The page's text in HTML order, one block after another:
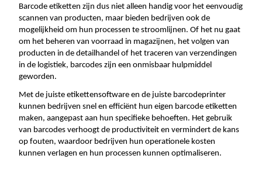
Barcode etiketten zijn dus niet alleen handig voor het eenvoudig
scannen van producten, maar bieden bedrijven ook de
mogelijkheid om hun processen te stroomlijnen. Of het nu gaat
om het beheren van voorraad in magazijnen, het volgen van
producten in de detailhandel of het traceren van verzendingen
in de logistiek, barcodes zijn een onmisbaar hulpmiddel
geworden.
Met de juiste etikettensoftware en de juiste barcodeprinter
kunnen bedrijven snel en efficiënt hun eigen barcode etiketten
maken, aangepast aan hun specifieke behoeften. Het gebruik
van barcodes verhoogt de productiviteit en vermindert de kans
op fouten, waardoor bedrijven hun operationele kosten
kunnen verlagen en hun processen kunnen optimaliseren.